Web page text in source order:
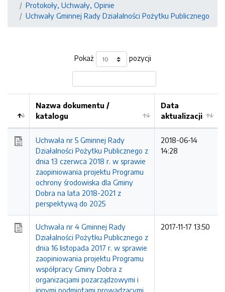
Protokoły, Uchwały, Opinie
Uchwały Gminnej Rady Działalności Pożytku Publicznego
Pokaż pozycji
Nazwa dokumentu /
katalogu
Data
aktualizacji
Uchwała nr 5 Gminnej Rady
Działalności Pożytku Publicznego z
dnia 13 czerwca 2018 r. w sprawie
zaopiniowania projektu Programu
ochrony środowiska dla Gminy
Dobra na lata 2018-2021 z
perspektywą do 2025
2018-06-14
14:28
Uchwała nr 4 Gminnej Rady
Działalności Pożytku Publicznego z
dnia 16 listopada 2017 r. w sprawie
zaopiniowania projektu Programu
współpracy Gminy Dobra z
organizacjami pozarządzowymi i
innymi podmiotami prowadzącymi
2017-11-17 13:50